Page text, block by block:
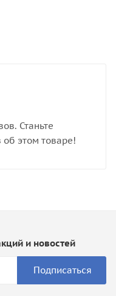
Станьте
об этом товаре!
и новостей
Подписаться